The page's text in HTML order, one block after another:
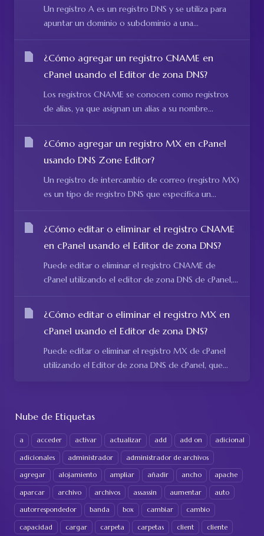
Nube de Etiquetas
a acceder activar actualizar add add on adicional
adicionales administrador administrador de archivos
agregar alojamiento ampliar añadir ancho apache
aparcar archivo archivos assassin aumentar auto
autorrespondedor banda box cambiar cambio
capacidad cargar carpeta carpetas client cliente
Un registro A es un registro DNS y se utiliza para
apuntar un dominio o subdominio a una...
¿Cómo agregar un registro CNAME en
cPanel usando el Editor de zona DNS?
Los registros CNAME se conocen como registros
de alias, ya que asignan un alias a su nombre...
¿Cómo agregar un registro MX en cPanel
usando DNS Zone Editor?
Un registro de intercambio de correo (registro MX)
es un tipo de registro DNS que especifica un...
¿Cómo editar o eliminar el registro CNAME
en cPanel usando el Editor de zona DNS?
Puede editar o eliminar el registro CNAME de
cPanel utilizando el editor de zona DNS de cPanel,...
¿Cómo editar o eliminar el registro MX en
cPanel usando el Editor de zona DNS?
Puede editar o eliminar el registro MX de cPanel
utilizando el Editor de zona DNS de cPanel, que...